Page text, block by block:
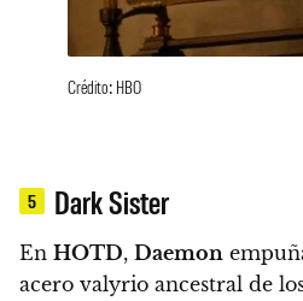
Crédito: HBO
5 Dark Sister
En HOTD, Daemon
acero valyrio ancestral de